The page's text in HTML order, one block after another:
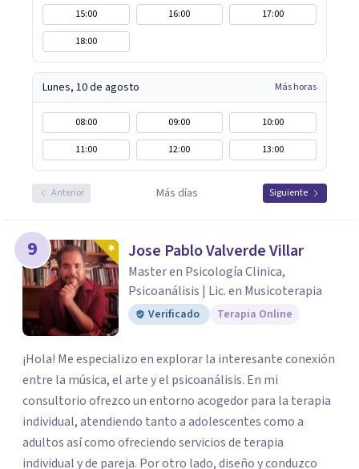
15:00 16:00
17:00
18:00
Lunes, 10 de agosto Más horas
08:00 09:00
10:00
11:00
12:00 13:00
Anterior Más días Siguiente
9 Jose Pablo Valverde Villar
Master en Psicología Clinica,
Psicoanálisis | Lic. en Musicoterapia
Verificado Terapia Online
¡Hola! Me especializo en explorar la interesante conexión
entre la música, el arte y el psicoanálisis. En mi
consultorio ofrezco un entorno acogedor para la terapia
individual, atendiendo tanto a adolescentes como a
adultos así como ofreciendo servicios de terapia
individual y de pareja. Por otro lado, diseño y conduzco